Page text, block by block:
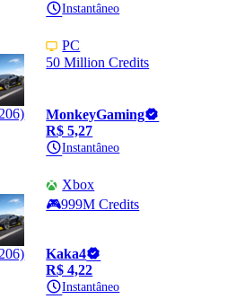
Instantâneo
PC
50 Million Credits
MonkeyGaming
R$ 5,27
Instantâneo
Xbox
🎮999M Credits
Kaka4
R$ 4,22
Instantâneo